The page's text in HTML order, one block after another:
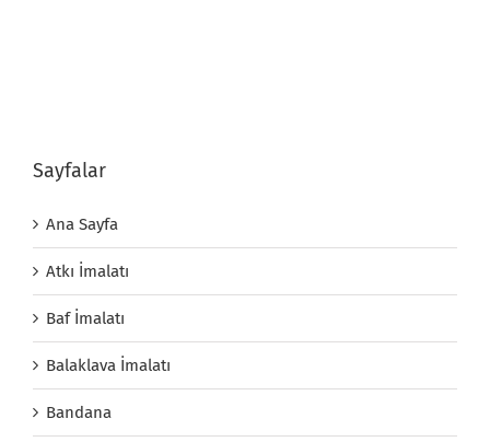
Sayfalar
Ana Sayfa
Atkı İmalatı
Baf İmalatı
Balaklava İmalatı
Bandana